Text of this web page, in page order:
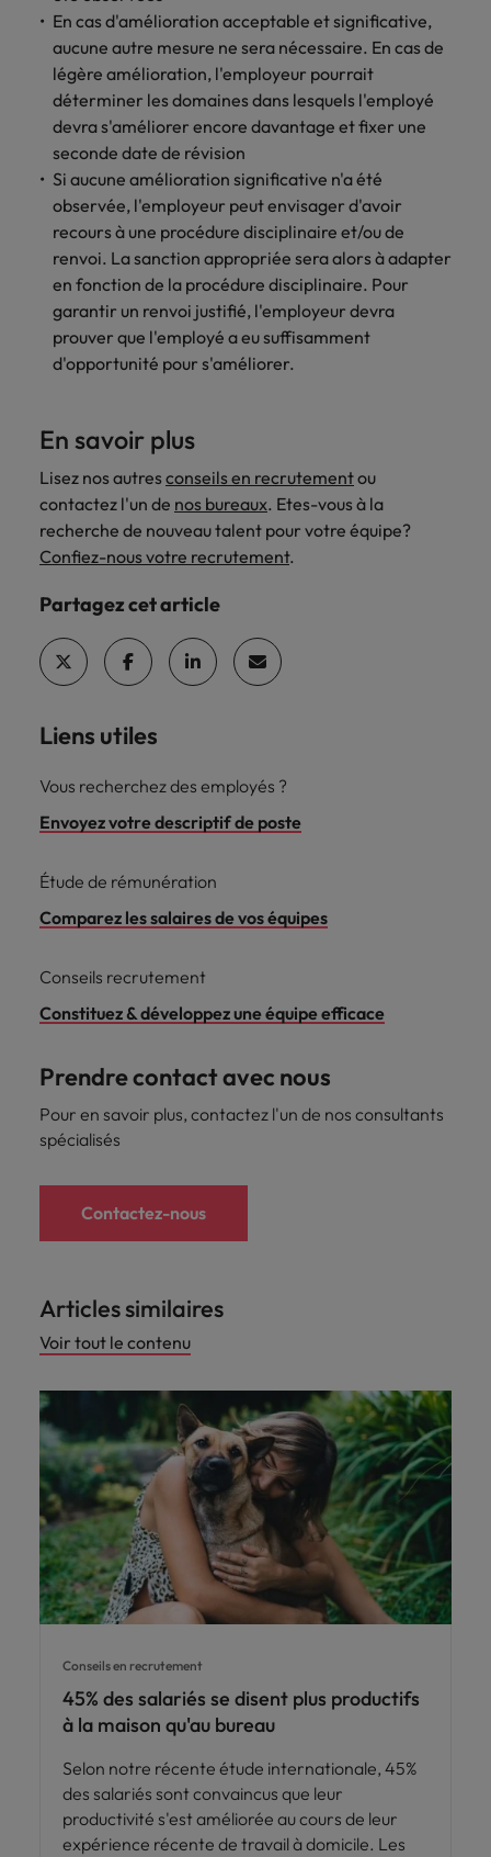
En cas d'amélioration acceptable et significative,
aucune autre mesure ne sera nécessaire. En cas de
légère amélioration, l'employeur pourrait
déterminer les domaines dans lesquels l'employé
devra s'améliorer encore davantage et fixer une
seconde date de révision
Si aucune amélioration significative n'a été
observée, l'employeur peut envisager d'avoir
recours à une procédure disciplinaire et/ou de
renvoi. La sanction appropriée sera alors à adapter
en fonction de la procédure disciplinaire. Pour
garantir un renvoi justifié, l'employeur devra
prouver que l'employé a eu suffisamment
d'opportunité pour s'améliorer.
En savoir plus
Lisez nos autresconseils en recrutementou
contactez l'un de nos bureaux. Etes-vous à la
recherche de nouveau talent pour votre équipe?
Confiez-nous votre recrutement.
Partagez cet article
Liens utiles
Vous recherchez des employés ?
Envoyez votre descriptif de poste
Étude de rémunération
Comparez les salaires de vos équipes
Conseils recrutement
Constituez & développez une équipe efficace
Prendre contact avec nous
Pour en savoir plus, contactez l'un de nos consultants
spécialisés
Contactez-nous
Articles similaires
Voir tout le contenu
Conseils en recrutement
45% des salariés se disent plus productifs
à la maison qu'au bureau
Selon notre récente étude internationale, 45%
des salariés sont convaincus que leur
productivité s'est améliorée au cours de leur
expérience récente de travail à domicile. Les